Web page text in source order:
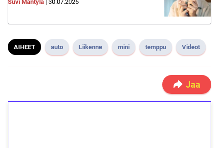
Suvi Mäntylä 30.07.2026
AIHEET auto Liikenne mini temppu Videot
Jaa